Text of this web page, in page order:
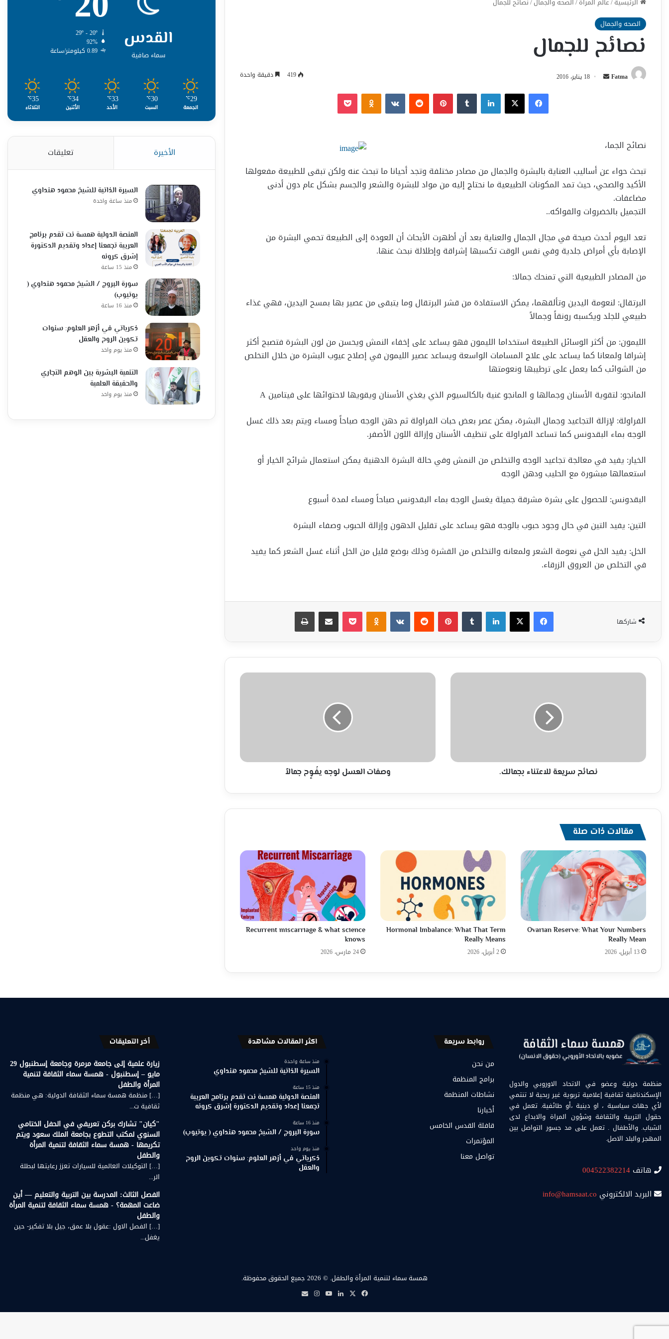
الصحه والجمال
نصائح للجمال
Fatma
أرسل 18 يناير، 2016 419 دقيقة واحدة
فيسبوك‫X لينكدإن بينتيريست Odnoklassniki
‫Pocket
نصائح الجما،
تبحث حواء عن أساليب العناية بالبشرة والجمال من مصادر مختلفة وتجد أحيانا ما تبحث عنه ولكن تبقى للطبيعة مفعولها
الأكيد والصحي، حيث تمد المكونات الطبيعية ما نحتاج إليه من مواد للبشرة والشعر والجسم بشكل عام دون أدنى
مضاعفات.
التجميل بالخضروات والفواكه..
تعد اليوم أحدث صيحة في مجال الجمال والعناية بعد أن أظهرت الأبحاث أن العودة إلى الطبيعة تحمي البشرة من
الإصابة بأي أمراض جلدية وفي نفس الوقت تكسبها إشراقة وإطلالة نبحث عنها.
من المصادر الطبيعية التي تمنحك جمالا:
البرتقال: لنعومة اليدين وتألقهما، يمكن الاستفادة من قشر البرتقال وما يتبقى من عصير بها بمسح اليدين، فهي غذاء
طبيعي للجلد ويكسبه رونقاً وجمالاً
الليمون: من أكثر الوسائل الطبيعة استخداما الليمون فهو يساعد على إخفاء النمش ويحسن من لون البشرة فتصبح أكثر
إشراقا ولمعانا كما يساعد على علاج المسامات الواسعة ويساعد عصير الليمون في إصلاح عيوب البشرة من خلال التخلص
من الشوائب كما يعمل على ترطيبها ونعومتها
المانجو: لتقوية الأسنان وجمالها و المانجو غنية بالكالسيوم الذي يغذي الأسنان ويقويها لاحتوائها على فيتامين A
الفراولة: لإزالة التجاعيد وجمال البشرة، يمكن عصر بعض حبات الفراولة ثم دهن الوجه صباحاً ومساء ويتم بعد ذلك غسل
الوجه بماء البقدونس كما تساعد الفراولة على تنظيف الأسنان وإزالة اللون الأصفر.
الخيار: يفيد في معالجة تجاعيد الوجه والتخلص من النمش وفي حالة البشرة الدهنية يمكن استعمال شرائح الخيار أو
استعمالها مبشورة مع الحليب ودهن الوجه
البقدونس: للحصول على بشرة مشرقة جميلة يغسل الوجه بماء البقدونس صباحاً ومساء لمدة أسبوع
التين: يفيد التين في حال وجود حبوب بالوجه فهو يساعد على تقليل الدهون وإزالة الحبوب وصفاء البشرة
الخل: يفيد الخل في نعومة الشعر ولمعانه والتخلص من القشرة وذلك بوضع قليل من الخل أثناء غسل الشعر كما يفيد
في التخلص من العروق الزرقاء.
شاركها
فيسبوك‫X لينكدإن بينتيريست Odnoklassniki
‫Pocket مشاركة عبر البريد طباعة
نصائح
نصائح سريعة للاعتناء بجمالك.
وصفات
وصفات العسل لوجه يفُـوٍح جمالاً
مقالات ذات صلة
Ovarian Reserve: What Your Numbers
Really Mean
13 أبريل، 2026
Hormonal Imbalance: What That Term
Really Means
2 أبريل، 2026
Recurrent miscarriage & what science
knows
24 مارس، 2026
القدس
سماء صافية
29º - 20º
92%
0.89 كيلومتر/ساعة
29
℃
الجمعة
30
℃
السبت
33
℃
الأحد
34
℃
الأثنين
35
℃
الثلاثاء
الأخيرة تعليقات
السيرة الذاتية للشيخ محمود هنداوي
منذ ساعة واحدة
المنصة الدولية همسة نت تقدم برنامج
العربية تجمعنا إعداد وتقديم الدكتورة
إشرق كرونه
منذ 15 ساعة
سورة البروج / الشيخ محمود هنداوي (
يوتيوب)
منذ 16 ساعة
ذكرياتي في أزهر العلوم: سنوات
تكوين الروح والعقل
منذ يوم واحد
التنمية البشرية بين الوهم التجاري
والحقيقة العلمية
منذ يوم واحد
منظمة دولية وعضو في الاتحاد الاوروبي والدول
الإسكندنافية ثقافية إعلامية تربوية غير ربحية لا تنتمي
لأي جهات سياسية ، او دينية ،أو طائفية. تعمل في
حقول التربية والثقافة وشؤون المراة والابداع لدى
الشباب. والأطفال . تعمل على مد جسور التواصل بين
المهجر والبلد الاصل.
هاتف 004522382214
البريد الالكتروني info@hamsaat.co
روابط سريعة
من نحن
برامج المنظمة
نشاطات المنظمة
أخبارنا
قافلة القدس الخامس
المؤتمرات
تواصل معنا
اكثر المقالات مشاهدة
منذ ساعة واحدة
السيرة الذاتية للشيخ محمود هنداوي
منذ 15 ساعة
المنصة الدولية همسة نت تقدم برنامج العربية
تجمعنا إعداد وتقديم الدكتورة إشرق كرونه
منذ 16 ساعة
سورة البروج / الشيخ محمود هنداوي ( يوتيوب)
منذ يوم واحد
ذكرياتي في أزهر العلوم: سنوات تكوين الروح
والعقل
أخر التعليقات
زيارة علمية إلى جامعة مرمرة وجامعة إسطنبول 29
مايو – إسطنبول - همسة سماء الثقافة لتنمية
المرأة والطفل
[…] منظمة همسة سماء الثقافة الدولية: هي منظمة
ثقافية ت...
"كيان" تشارك بركن تعريفي في الحفل الختامي
السنوي لمكتب التطوع بجامعة الملك سعود ويتم
تكريمها - همسة سماء الثقافة لتنمية المرأة
والطفل
[…] التوكيلات العالمية للسيارات تعزز رعايتها لبطلة
الر...
الفصل الثالث: المدرسة بين التربية والتعليم — أين
ضاعت المهمة؟ - همسة سماء الثقافة لتنمية المرأة
والطفل
[…] الفصل الاول :عقول بلا عمق، جيل بلا تفكير- حين
يغفل...
همسة سماء لتنمية المرأة والطفل. © 2026 جميع الحقوق محفوظة.
فيسبوكلينكدإن‫YouTube
انستقرام
بريد